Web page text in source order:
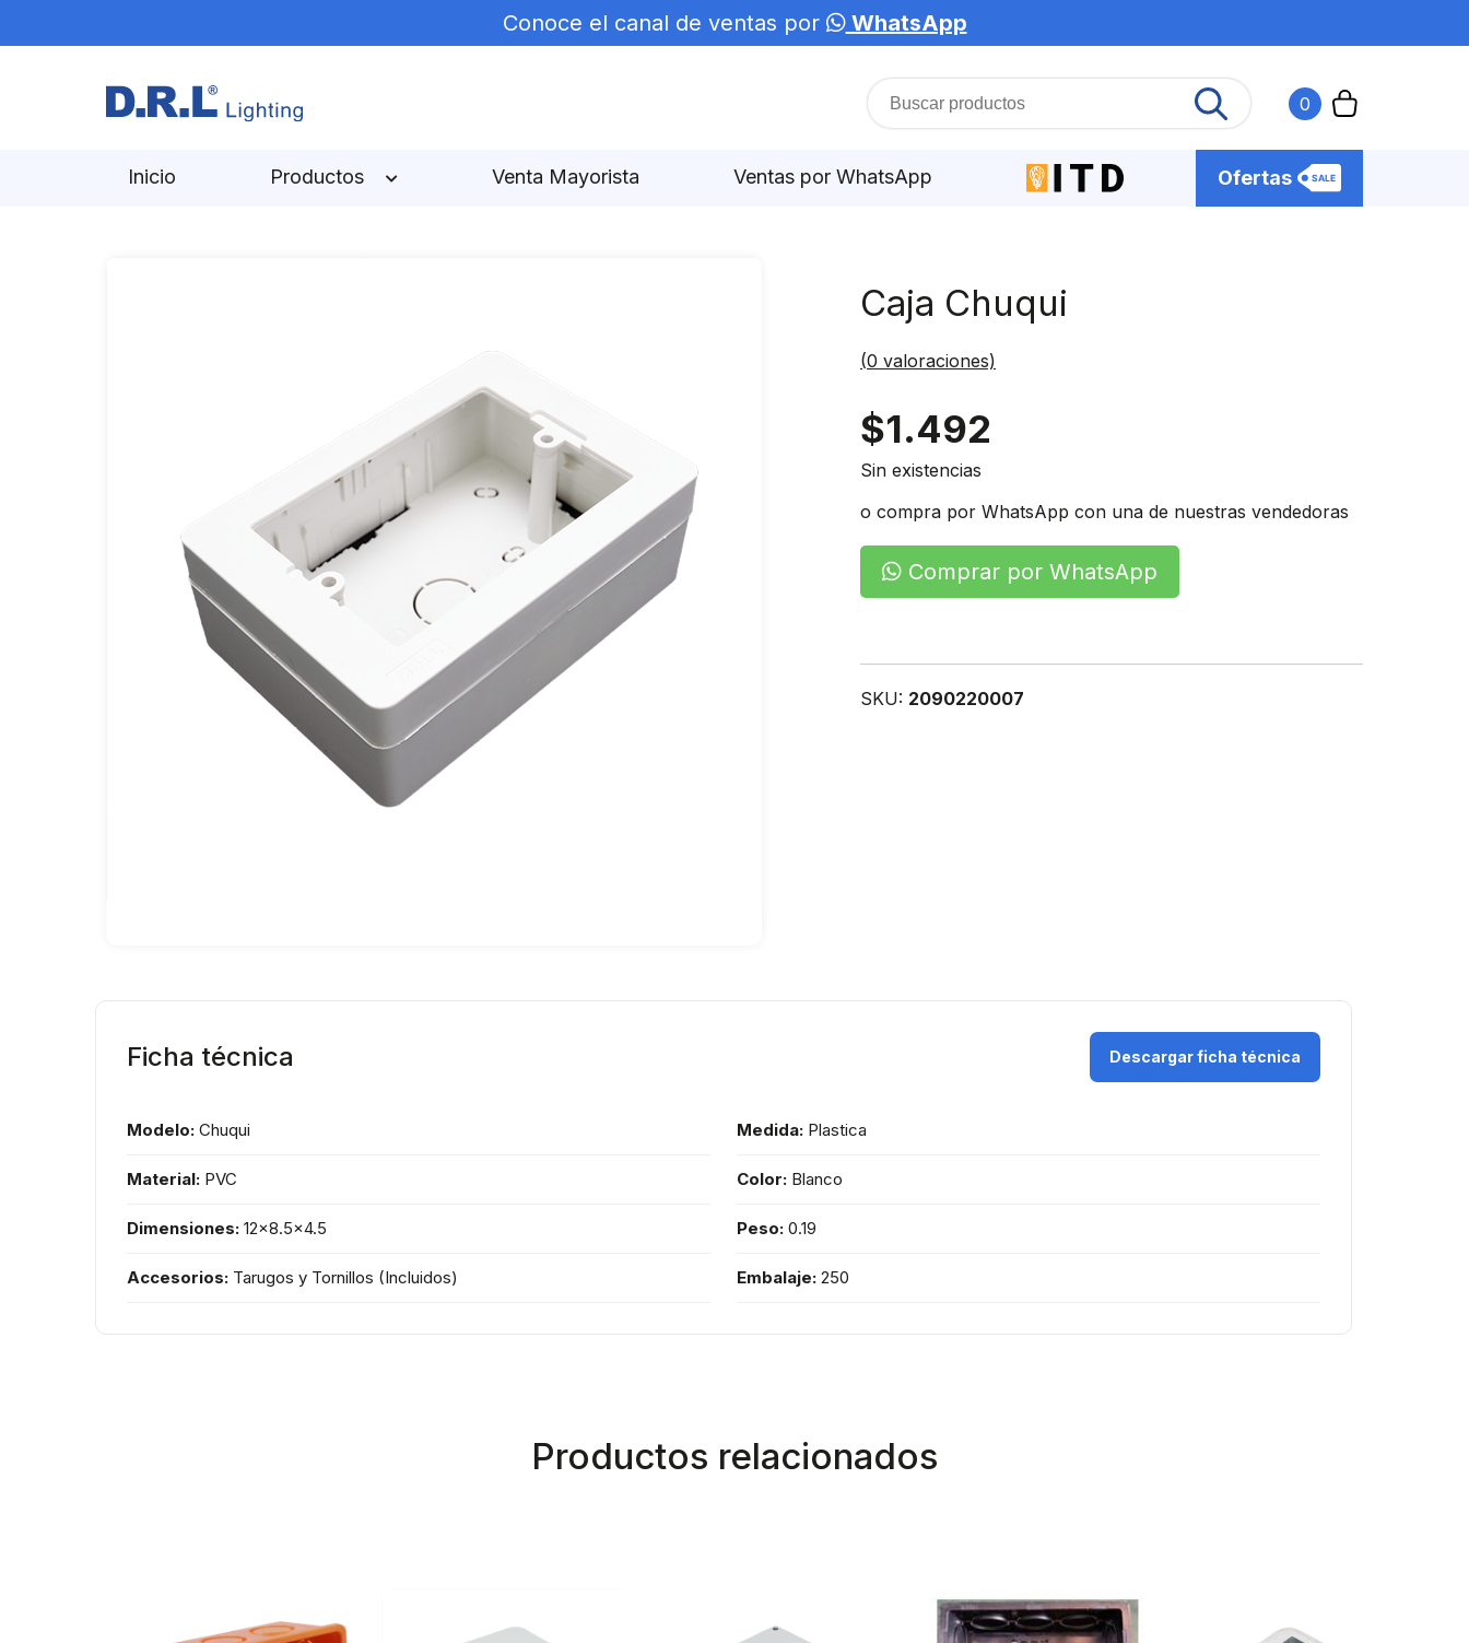
Conoce el canal de ventas por WhatsApp
0
Inicio Productos Venta Mayorista Ventas por WhatsApp Ofertas
Caja Chuqui
(0 valoraciones)
$1.492
Agotado
Sin existencias
o compra por WhatsApp con una de nuestras vendedoras
Comprar por WhatsApp
SKU: 2090220007
Ficha técnica Descargar ficha técnica
Modelo: Chuqui Medida: Plastica
Material: PVC Color: Blanco
Dimensiones: 12x8.5x4.5 Peso: 0.19
Accesorios: Tarugos y Tornillos (Incluidos) Embalaje: 250
Productos relacionados